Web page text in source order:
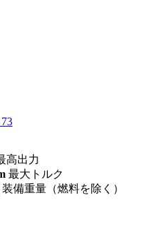
高出力
最大トルク
装備重量（燃料を除く）